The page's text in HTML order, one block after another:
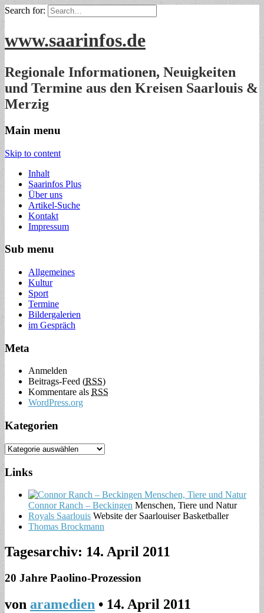
Search for:
www.saarinfos.de
Regionale Informationen, Neuigkeiten
und Termine aus den Kreisen Saarlouis &
Merzig
Main menu
Skip to content
Inhalt
Saarinfos Plus
Über uns
Artikel-Suche
Kontakt
Impressum
Sub menu
Allgemeines
Kultur
Sport
Termine
Bildergalerien
im Gespräch
Meta
Anmelden
Beitrags-Feed (RSS)
Kommentare als RSS
WordPress.org
Kategorien
Links
Connor Ranch – Beckingen Menschen, Tiere und Natur
Royals Saarlouis Website der Saarlouiser Basketballer
Thomas Brockmann
Tagesarchiv: 14. April 2011
20 Jahre Paolino-Prozession
von aramedien • 14. April 2011